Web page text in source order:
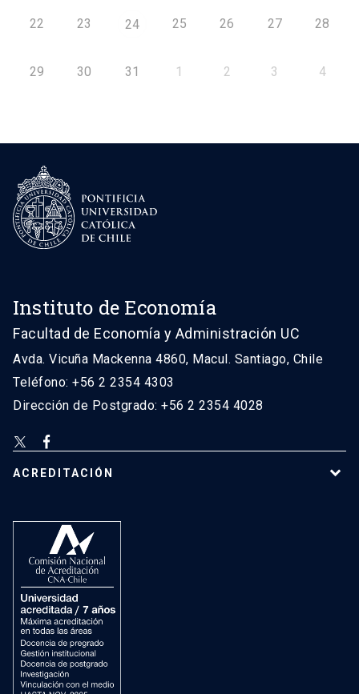
22 23 24 25 26 27 28
29 30 31 1 2 3 4
Instituto de Economía
Facultad de Economía y Administración UC
Avda. Vicuña Mackenna 4860, Macul. Santiago, Chile
Teléfono: +56 2 2354 4303
Dirección de Postgrado: +56 2 2354 4028
ACREDITACIÓN